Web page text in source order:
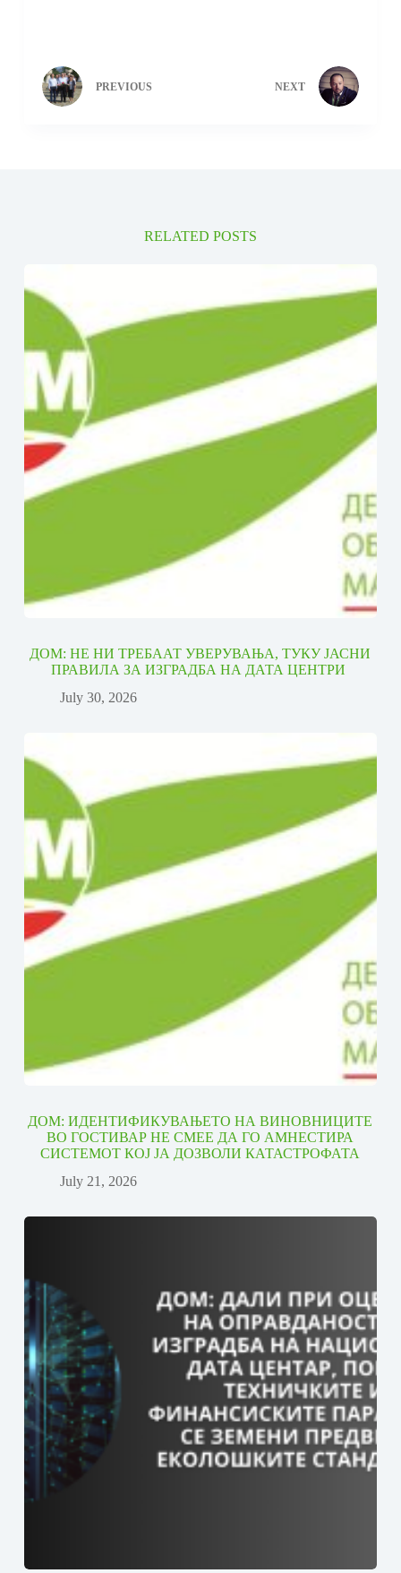
PREVIOUS NEXT
RELATED POSTS
ДОМ: НЕ НИ ТРЕБААТ УВЕРУВАЊА, ТУКУ ЈАСНИ
ПРАВИЛА ЗА ИЗГРАДБА НА ДАТА ЦЕНТРИ
July 30, 2026
ДОМ: ИДЕНТИФИКУВАЊЕТО НА ВИНОВНИЦИТЕ
ВО ГОСТИВАР НЕ СМЕЕ ДА ГО АМНЕСТИРА
СИСТЕМОТ КОЈ ЈА ДОЗВОЛИ КАТАСТРОФАТА
July 21, 2026